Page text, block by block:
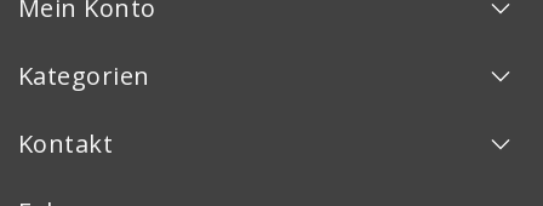
Mein Konto
Kategorien
Kontakt